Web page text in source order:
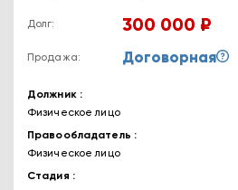
Долг: 300 000 ₽
Продажа: Договорная
Должник
Физическое лицо
Правообладатель
Физическое лицо
Стадия